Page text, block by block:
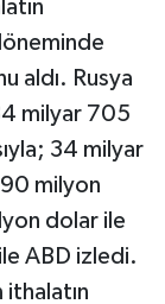
aldı. Rusya
milyar 705
34 milyar
milyon
dolar ile
ABD izledi.
ithalatın